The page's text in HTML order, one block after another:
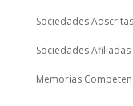
Sociedades Adscritas
Sociedades Afiliadas
Memorias